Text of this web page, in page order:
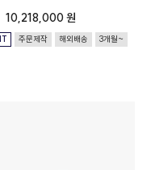
10,218,000 원
주문제작 해외배송 3개월~